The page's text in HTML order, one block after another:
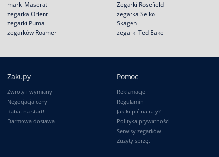
marki Maserati
zegarka Orient
zegarki Puma
zegarków Roamer
Zegarki Rosefield
zegarka Seiko
Skagen
zegarki Ted Bake
Zakupy
Zwroty i wymiany
Negocjacja ceny
Rabat na start!
Darmowa dostawa
Pomoc
Reklamacje
Regulamin
Jak kupić na raty?
Polityka prywatności
Serwisy zegarków
Zużyty sprzęt